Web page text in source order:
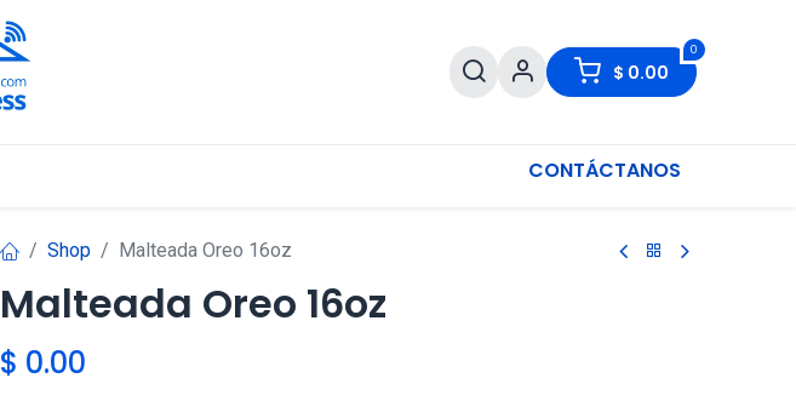
0
$ 0.00
CONTÁCTANOS
Shop Malteada Oreo 16oz
Malteada Oreo 16oz
$ 0.00